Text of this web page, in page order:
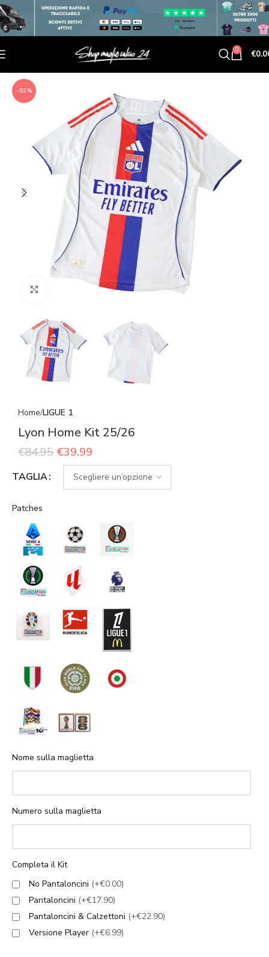
0 €
-53%
Click to enlarge
Home LIGUE 1
Lyon Home Kit 25/26
€84.95 €39.99
TAGLIA
Patches
Nome sulla maglietta
Numero sulla maglietta
Completa il Kit
No Pantaloncini (+€0.00)
Pantaloncini (+€17.90)
Pantaloncini & Calzettoni (+€22.90)
Versione Player (+€6.99)